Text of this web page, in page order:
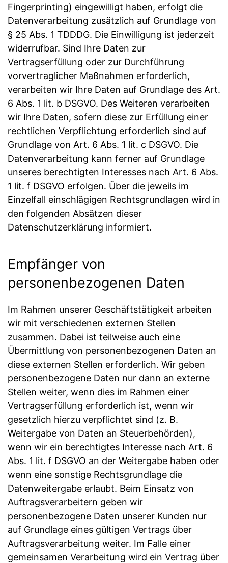
Fingerprinting) eingewilligt haben, erfolgt die
Datenverarbeitung zusätzlich auf Grundlage von
§ 25 Abs. 1 TDDDG. Die Einwilligung ist jederzeit
widerrufbar. Sind Ihre Daten zur
Vertragserfüllung oder zur Durchführung
vorvertraglicher Maßnahmen erforderlich,
verarbeiten wir Ihre Daten auf Grundlage des Art.
6 Abs. 1 lit. b DSGVO. Des Weiteren verarbeiten
wir Ihre Daten, sofern diese zur Erfüllung einer
rechtlichen Verpflichtung erforderlich sind auf
Grundlage von Art. 6 Abs. 1 lit. c DSGVO. Die
Datenverarbeitung kann ferner auf Grundlage
unseres berechtigten Interesses nach Art. 6 Abs.
1 lit. f DSGVO erfolgen. Über die jeweils im
Einzelfall einschlägigen Rechtsgrundlagen wird in
den folgenden Absätzen dieser
Datenschutzerklärung informiert.
Empfänger von
personenbezogenen Daten
Im Rahmen unserer Geschäftstätigkeit arbeiten
wir mit verschiedenen externen Stellen
zusammen. Dabei ist teilweise auch eine
Übermittlung von personenbezogenen Daten an
diese externen Stellen erforderlich. Wir geben
personenbezogene Daten nur dann an externe
Stellen weiter, wenn dies im Rahmen einer
Vertragserfüllung erforderlich ist, wenn wir
gesetzlich hierzu verpflichtet sind (z. B.
Weitergabe von Daten an Steuerbehörden),
wenn wir ein berechtigtes Interesse nach Art. 6
Abs. 1 lit. f DSGVO an der Weitergabe haben oder
wenn eine sonstige Rechtsgrundlage die
Datenweitergabe erlaubt. Beim Einsatz von
Auftragsverarbeitern geben wir
personenbezogene Daten unserer Kunden nur
auf Grundlage eines gültigen Vertrags über
Auftragsverarbeitung weiter. Im Falle einer
gemeinsamen Verarbeitung wird ein Vertrag über